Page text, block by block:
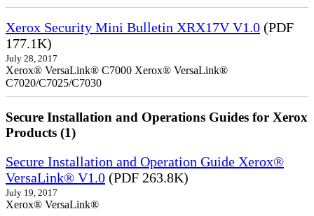
Xerox Security Mini Bulletin XRX17V V1.0 (PDF
177.1K)
July 28, 2017
Xerox® VersaLink® C7000 Xerox® VersaLink®
C7020/C7025/C7030
Secure Installation and Operations Guides for Xerox
Products (1)
Secure Installation and Operation Guide Xerox®
VersaLink® V1.0 (PDF 263.8K)
July 19, 2017
Xerox® VersaLink®